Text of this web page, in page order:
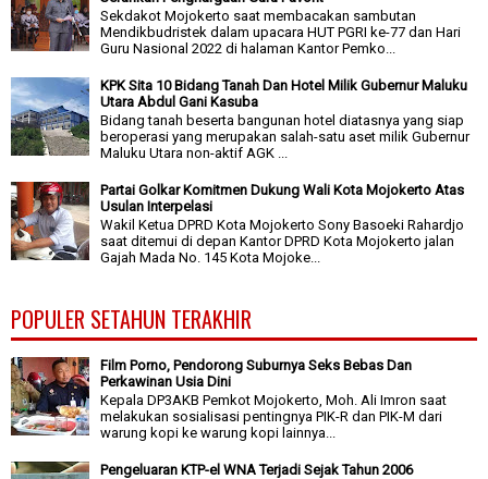
Sekdakot Mojokerto saat membacakan sambutan
Mendikbudristek dalam upacara HUT PGRI ke-77 dan Hari
Guru Nasional 2022 di halaman Kantor Pemko...
KPK Sita 10 Bidang Tanah Dan Hotel Milik Gubernur Maluku
Utara Abdul Gani Kasuba
Bidang tanah beserta bangunan hotel diatasnya yang siap
beroperasi yang merupakan salah-satu aset milik Gubernur
Maluku Utara non-aktif AGK ...
Partai Golkar Komitmen Dukung Wali Kota Mojokerto Atas
Usulan Interpelasi
Wakil Ketua DPRD Kota Mojokerto Sony Basoeki Rahardjo
saat ditemui di depan Kantor DPRD Kota Mojokerto jalan
Gajah Mada No. 145 Kota Mojoke...
POPULER SETAHUN TERAKHIR
Film Porno, Pendorong Suburnya Seks Bebas Dan
Perkawinan Usia Dini
Kepala DP3AKB Pemkot Mojokerto, Moh. Ali Imron saat
melakukan sosialisasi pentingnya PIK-R dan PIK-M dari
warung kopi ke warung kopi lainnya...
Pengeluaran KTP-el WNA Terjadi Sejak Tahun 2006